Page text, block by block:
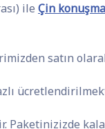
ile Çin
satın
Paketinizizde